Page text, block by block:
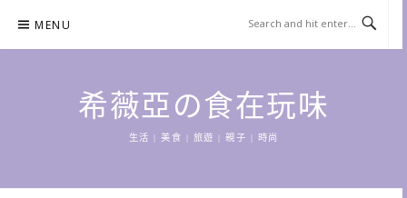
content
MENU
希薇亞の食在玩味
生活 | 美食 | 旅遊 | 親子 | 時尚